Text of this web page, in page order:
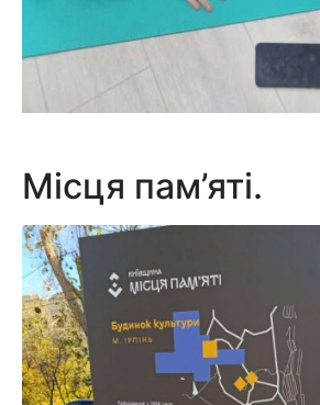
Місця пам’яті.